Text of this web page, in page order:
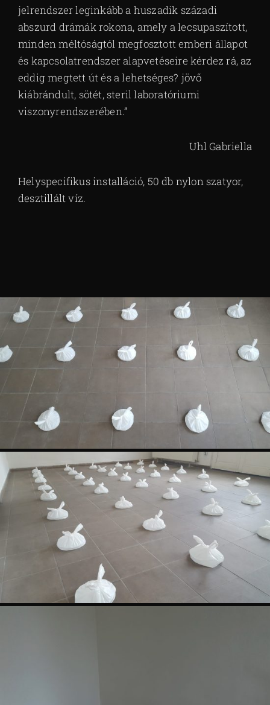
jelrendszer leginkább a huszadik századi
abszurd drámák rokona, amely a lecsupaszított,
minden méltóságtól megfosztott emberi állapot
és kapcsolatrendszer alapvetéseire kérdez rá, az
eddig megtett út és a lehetséges? jövő
kiábrándult, sötét, steril laboratóriumi
viszonyrendszerében.”
Uhl Gabriella
Helyspecifikus installáció, 50 db nylon szatyor,
desztillált víz.